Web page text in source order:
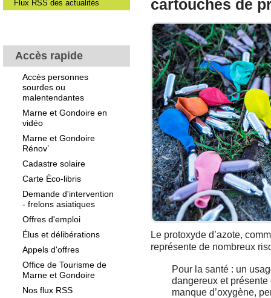
Flux RSS des actualités
Accès rapide
Accès personnes
sourdes ou
malentendantes
Marne et Gondoire en
vidéo
Marne et Gondoire
Rénov’
Cadastre solaire
Carte Éco-libris
Demande d'intervention
- frelons asiatiques
Offres d'emploi
Élus et délibérations
Appels d'offres
Office de Tourisme de
Marne et Gondoire
Nos flux RSS
cartouches de
Le protoxyde d’azote,
représente de nombreux
Pour la santé : un
dangereux et
manque d’oxygène,